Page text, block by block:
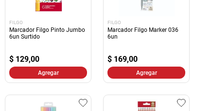
FILGO
Marcador Filgo Pinto Jumbo
6un Surtido
$ 129,00
Agregar
FILGO
Marcador Filgo Marker 036
6un
$ 169,00
Agregar